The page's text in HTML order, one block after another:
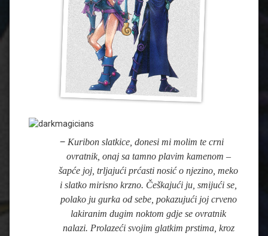
– Kuribon slatkice, donesi mi molim te crni
ovratnik, onaj sa tamno plavim kamenom –
šapće joj, trljajući prćasti nosić o njezino, meko
i slatko mirisno krzno. Češkajući ju, smijući se,
polako ju gurka od sebe, pokazujući joj crveno
lakiranim dugim noktom gdje se ovratnik
nalazi. Prolazeći svojim glatkim prstima, kroz